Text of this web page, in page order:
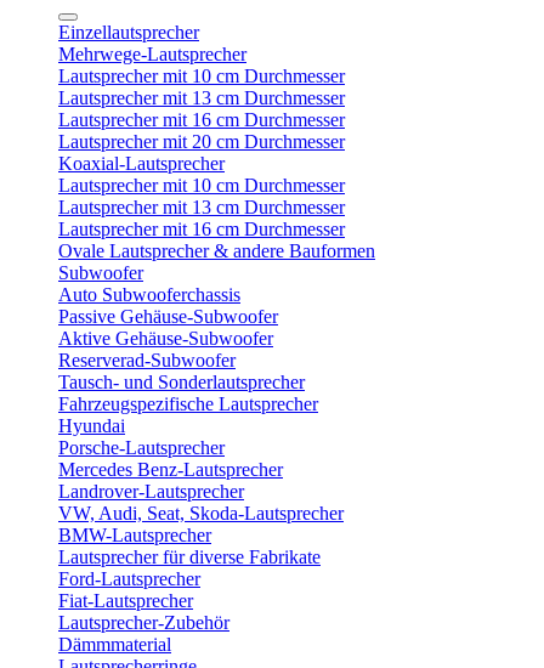
Einzellautsprecher
Mehrwege-Lautsprecher
Lautsprecher mit 10 cm Durchmesser
Lautsprecher mit 13 cm Durchmesser
Lautsprecher mit 16 cm Durchmesser
Lautsprecher mit 20 cm Durchmesser
Koaxial-Lautsprecher
Lautsprecher mit 10 cm Durchmesser
Lautsprecher mit 13 cm Durchmesser
Lautsprecher mit 16 cm Durchmesser
Ovale Lautsprecher & andere Bauformen
Subwoofer
Auto Subwooferchassis
Passive Gehäuse-Subwoofer
Aktive Gehäuse-Subwoofer
Reserverad-Subwoofer
Tausch- und Sonderlautsprecher
Fahrzeugspezifische Lautsprecher
Hyundai
Porsche-Lautsprecher
Mercedes Benz-Lautsprecher
Landrover-Lautsprecher
VW, Audi, Seat, Skoda-Lautsprecher
BMW-Lautsprecher
Lautsprecher für diverse Fabrikate
Ford-Lautsprecher
Fiat-Lautsprecher
Lautsprecher-Zubehör
Dämmmaterial